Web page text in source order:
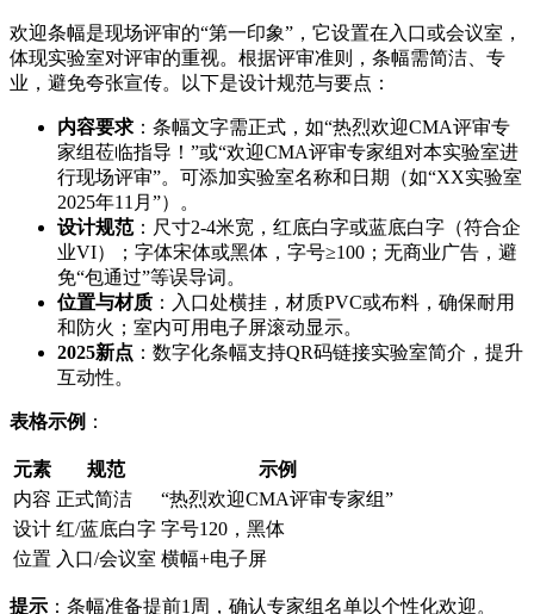
欢迎条幅是现场评审的“第一印象”，它设置在入口或会议室，
体现实验室对评审的重视。根据评审准则，条幅需简洁、专
业，避免夸张宣传。以下是设计规范与要点：
内容要求 ：条幅文字需正式，如“热烈欢迎CMA评审专
家组莅临指导！”或“欢迎CMA评审专家组对本实验室进
行现场评审”。可添加实验室名称和日期（如“XX实验室
2025年11月”）。
设计规范：尺寸2-4米宽，红底白字或蓝底白字（符合企
业VI）；字体宋体或黑体，字号≥100；无商业广告，避
免“包通过”等误导词。
位置与材质 ：入口处横挂，材质PVC或布料，确保耐用
和防火；室内可用电子屏滚动显示。
2025新点 ：数字化条幅支持QR码链接实验室简介，提升
互动性。
表格示例 ：
元素 规范
示例
内容 正式简洁
“热烈欢迎CMA评审专家组”
设计 红/蓝底白字 字号120，黑体
位置 入口/会议室 横幅+电子屏
提示 ：条幅准备提前1周，确认专家组名单以个性化欢迎。